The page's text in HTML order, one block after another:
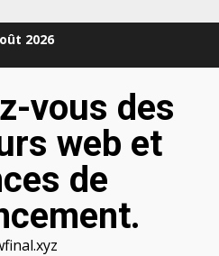
2026
vous des
web et
de